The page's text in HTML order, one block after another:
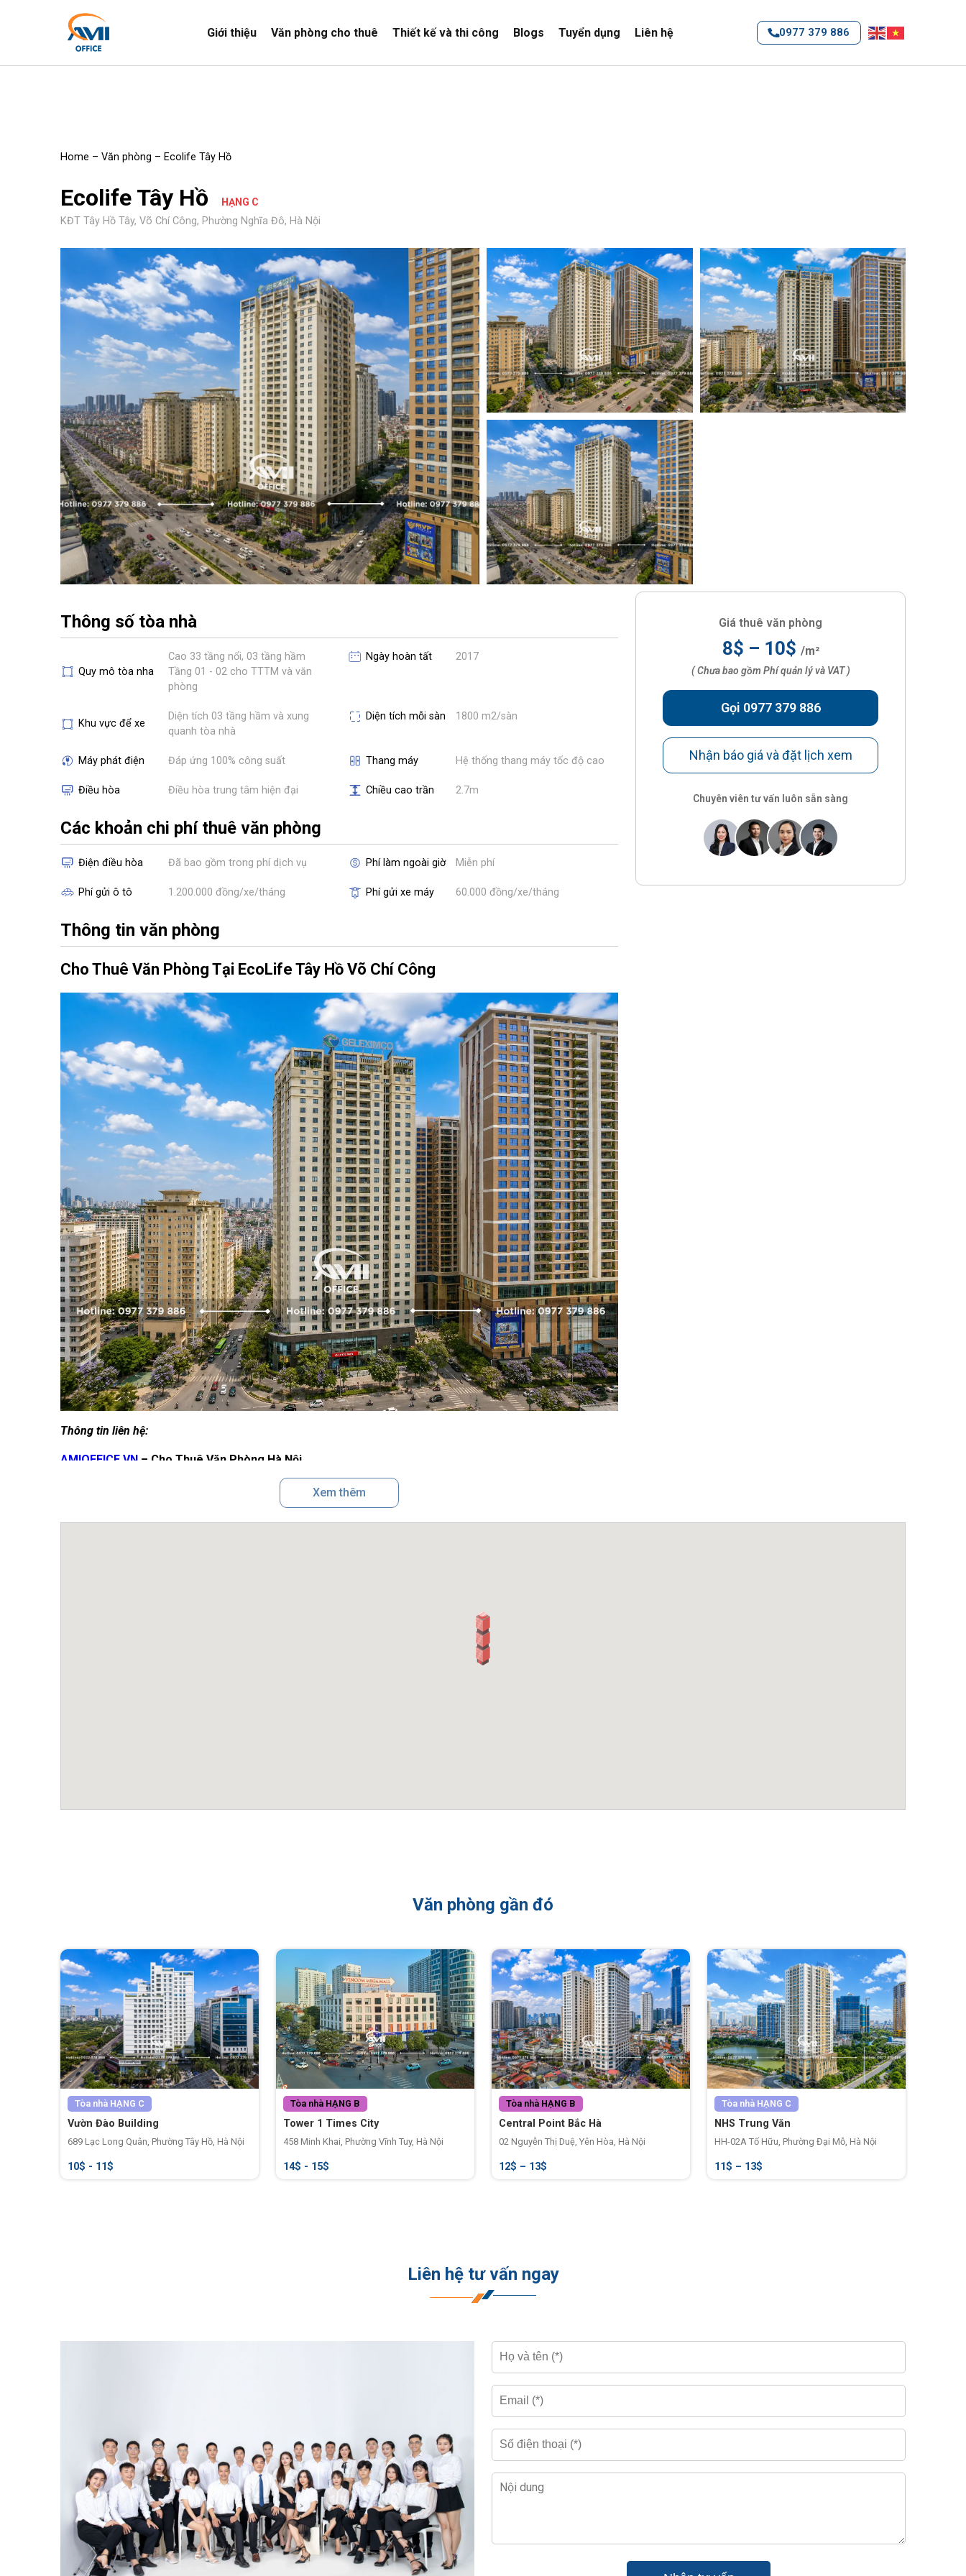
Giới thiệu Văn phòng cho thuê Thiết kế và thi công Blogs Tuyển dụng Liên hệ 0977 379 886
Home – Văn phòng – Ecolife Tây Hồ
Ecolife Tây Hồ HẠNG C
KĐT Tây Hồ Tây, Võ Chí Công, Phường Nghĩa Đô, Hà Nội
Thông số tòa nhà
Quy mô tòa nha
Cao 33 tầng nổi, 03 tầng hầm
Tầng 01 - 02 cho TTTM và văn
phòng
Ngày hoàn tất 2017
Khu vực để xe
Diện tích 03 tầng hầm và xung
quanh tòa nhà
Diện tích mỗi sàn 1800 m2/sàn
Máy phát điện Đáp ứng 100% công suất Thang máy Hệ thống thang máy tốc độ cao
Điều hòa Điều hòa trung tâm hiện đại Chiều cao trần 2.7m
Các khoản chi phí thuê văn phòng
Điện điều hòa Đã bao gồm trong phí dịch vụ Phí làm ngoài giờ Miễn phí
Phí gửi ô tô 1.200.000 đồng/xe/tháng Phí gửi xe máy 60.000 đồng/xe/tháng
Thông tin văn phòng
Cho Thuê Văn Phòng Tại EcoLife Tây Hồ Võ Chí Công
Thông tin liên hệ:
AMIOFFICE.VN – Cho Thuê Văn Phòng Hà Nội
Tầng 2 tòa nhà FLC Landmark Tower, đường Lê Đức Thọ, phường Từ Liêm, Hà Nội
Xem thêm
Giá thuê văn phòng
8$ – 10$ /m²
( Chưa bao gồm Phí quản lý và VAT )
Gọi 0977 379 886
Nhận báo giá và đặt lịch xem
Chuyên viên tư vấn luôn sẵn sàng
Văn phòng gần đó
Tòa nhà HẠNG C
Vườn Đào Building
689 Lạc Long Quân, Phường Tây Hồ, Hà Nội
10$ - 11$
Tòa nhà HẠNG B
Tower 1 Times City
458 Minh Khai, Phường Vĩnh Tuy, Hà Nội
14$ - 15$
Tòa nhà HẠNG B
Central Point Bắc Hà
02 Nguyễn Thị Duệ, Yên Hòa, Hà Nội
12$ – 13$
Tòa nhà HẠNG C
NHS Trung Văn
HH-02A Tố Hữu, Phường Đại Mỗ, Hà Nội
11$ – 13$
Liên hệ tư vấn ngay